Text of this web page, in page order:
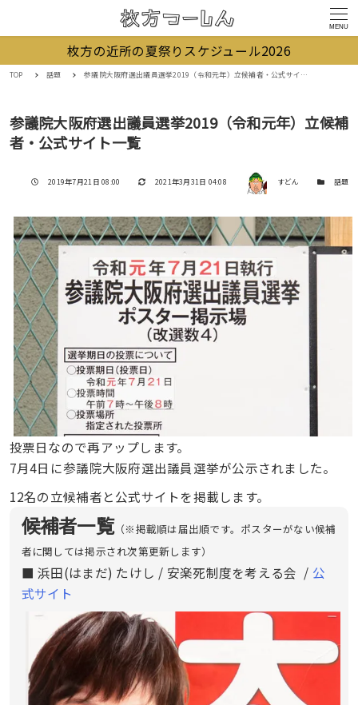
MENU
枚方の近所の夏祭りスケジュール2026
TOP 話題 参議院大阪府選出議員選挙2019（令和元年）立候補者・公式サイト一覧
参議院大阪府選出議員選挙2019（令和元年）立候補
者・公式サイト一覧
投稿日
2019年7月21日 08:00 更新日
2021年3月31日 04:08 著者 すどん カテゴリー
話題
投票日なので再アップします。
7月4日に参議院大阪府選出議員選挙が公示されました。
12名の立候補者と公式サイトを掲載します。
候補者一覧（※掲載順は届出順です。ポスターがない候補
者に関しては掲示され次第更新します）
■ 浜田(はまだ) たけし / 安楽死制度を考える会 / 公
式サイト